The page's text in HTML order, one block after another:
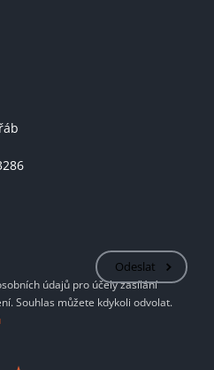
Odeslat
údajů pro účely zasílání
Souhlas můžete kdykoli odvolat.